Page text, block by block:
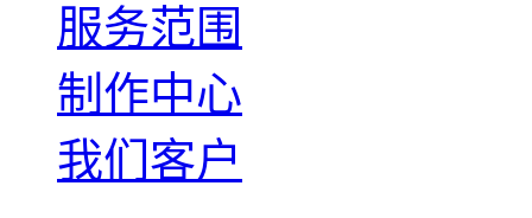
服务范围
制作中心
我们客户